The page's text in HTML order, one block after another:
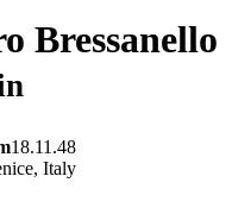
Bressanello
18.11.48
Italy